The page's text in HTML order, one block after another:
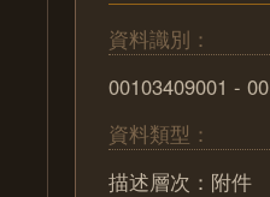
資料識別：
00103409001 -
資料類型：
描述層次：附件